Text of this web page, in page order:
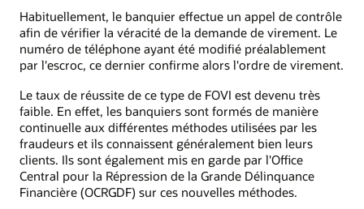
Habituellement, le banquier effectue un appel de contrôle
afin de vérifier la véracité de la demande de virement. Le
numéro de téléphone ayant été modifié préalablement
par l'escroc, ce dernier confirme alors l'ordre de virement.
Le taux de réussite de ce type de FOVI est devenu très
faible. En effet, les banquiers sont formés de manière
continuelle aux différentes méthodes utilisées par les
fraudeurs et ils connaissent généralement bien leurs
clients. Ils sont également mis en garde par l'Office
Central pour la Répression de la Grande Délinquance
Financière (OCRGDF) sur ces nouvelles méthodes.